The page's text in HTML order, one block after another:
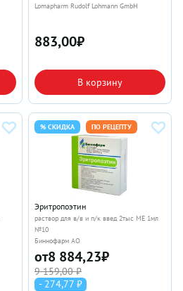
Lomapharm Rudolf Lohmann GmbH
883,00₽
В корзину
% СКИДКА ПО РЕЦЕПТУ
Эритропоэтин
раствор для в/в и п/к введ 2тыс МЕ 1мл
№10
Биннофарм АО
от8 884,23₽
9 159,00 ₽
- 274,77 ₽